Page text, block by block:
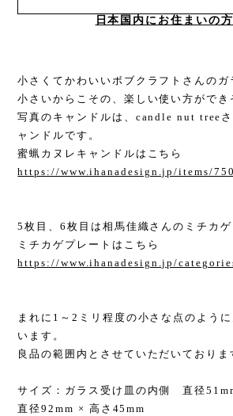
日本国内にお住まいの
小さくてかわいいボブクラフトさんのガ
小さいからこその、楽しい使い方ができ
写真のキャンドルは、candle nut tree
ャンドルです。
蜜蝋カヌレキャンドルはこちら
https://www.ihanadesign.jp/items/
5枚目、6枚目は相馬佳織さんのミチカゲ
ミチカゲプレートはこちら
https://www.ihanadesign.jp/
まれに1～2ミリ程度の小さな点のよう
います。
良品の範囲内とさせていただいておりま
サイズ：ガラス受け皿の内側 直径
直径92mm × 高さ45mm